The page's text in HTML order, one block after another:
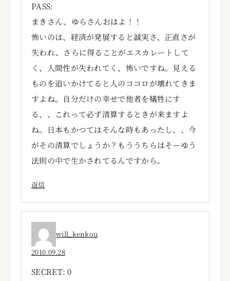
PASS:
まきさん、ゆらさんおはよ！！
怖いのは、経済が発展すると誠実さ、正直さが
失われ、さらに得ることがエスカレートして
く、人間性が失われてく、怖いですね。見える
ものを追いかけてると人のココロが壊れてきま
すよね。自分だけの幸せで他者を犠牲にす
る、、これって必ず清算するときが来ますよ
ね。日本もかつてはそんな時もあったし、、今
がその清算でしょうか？もううちらはそーゆう
法則の中で生かされてるんですから。
返信
will_kenkou
2010.09.28
SECRET: 0